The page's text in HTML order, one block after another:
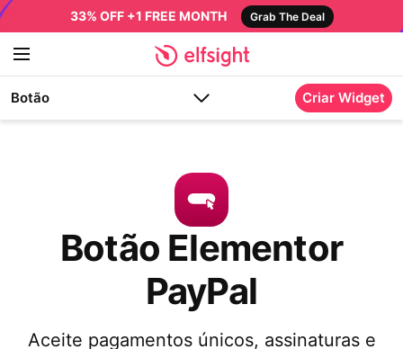
33% OFF +1 FREE MONTH Grab The Deal
Botão Criar Widget
Botão Elementor
PayPal
Aceite pagamentos únicos, assinaturas e